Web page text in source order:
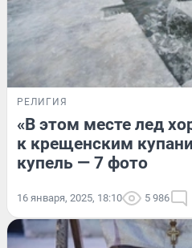
РЕЛИГИЯ
«В этом месте лед
к крещенским
купель — 7 фото
16 января, 2025, 18:10 5 986